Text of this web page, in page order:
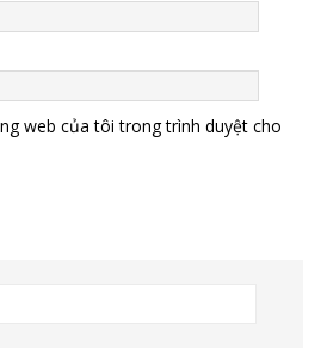
web của tôi trong trình duyệt cho